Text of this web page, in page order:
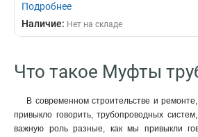
Подробнее
Наличие: Нет на складе
Что такое Муфты
В современном строительстве и
привыкло говорить, трубопроводных
важную роль разные, как мы привыкли